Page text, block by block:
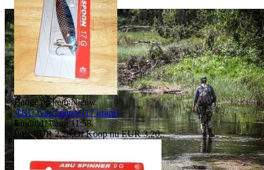
Badge op item:Nieuw
ABU Garcialepel (17 gram)
Eindtijd11 aug 11:58.
Prijs:EUR 2,28,Of Koop nu EUR 3,20,.